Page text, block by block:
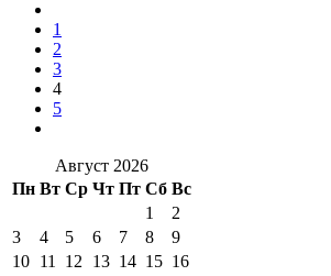
1
2
3
4
5
Август 2026
Пн Вт Ср Чт Пт Сб Вс
1
2
3
4 5 6 7 8
9
10 11 12 13 14 15 16